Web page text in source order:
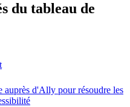
du tableau de
auprès d'Ally pour résoudre les